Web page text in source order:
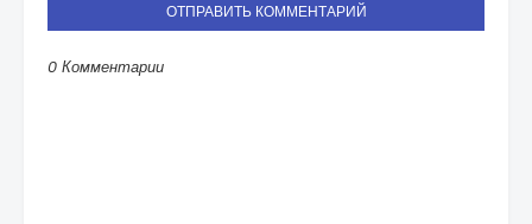
ОТПРАВИТЬ КОММЕНТАРИЙ
0 Комментарии